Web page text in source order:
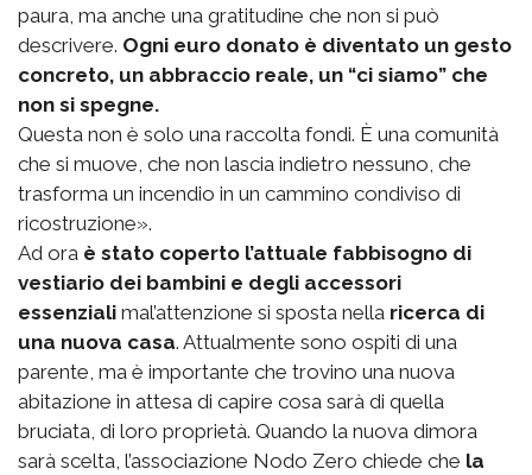
paura, ma anche una gratitudine che non si può
descrivere. Ogni euro donato è diventato un gesto
concreto, un abbraccio reale, un “ci siamo” che
non si spegne.
Questa non è solo una raccolta fondi. È una comunità
che si muove, che non lascia indietro nessuno, che
trasforma un incendio in un cammino condiviso di
ricostruzione».
Ad ora è stato coperto l’attuale fabbisogno di
vestiario dei bambini e degli accessori
essenziali mal’attenzione si sposta nella ricerca di
una nuova casa. Attualmente sono ospiti di una
parente, ma è importante che trovino una nuova
abitazione in attesa di capire cosa sarà di quella
bruciata, di loro proprietà. Quando la nuova dimora
sarà scelta, l’associazione Nodo Zero chiede che la